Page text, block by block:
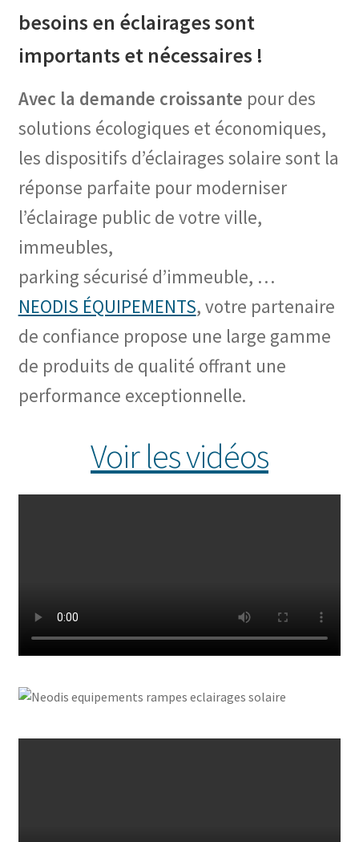
besoins en éclairages sont
importants et nécessaires !
Avec la demande croissante pour des
solutions écologiques et économiques,
les dispositifs d’éclairages solaire sont la
réponse parfaite pour moderniser
l’éclairage public de votre ville,
immeubles,
parking sécurisé d’immeuble, …
NEODIS ÉQUIPEMENTS, votre partenaire
de confiance propose une large gamme
de produits de qualité offrant une
performance exceptionnelle.
Voir les vidéos